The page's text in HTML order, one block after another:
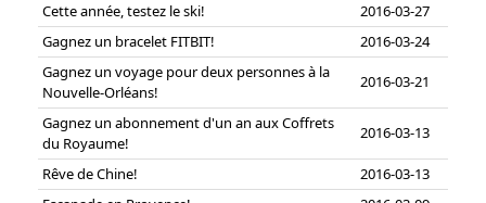
Cette année, testez le ski!
2016-03-27
Gagnez un bracelet FITBIT!
2016-03-24
Gagnez un voyage pour deux personnes à la
Nouvelle-Orléans!
2016-03-21
Gagnez un abonnement d'un an aux Coffrets
du Royaume!
2016-03-13
Rêve de Chine!
2016-03-13